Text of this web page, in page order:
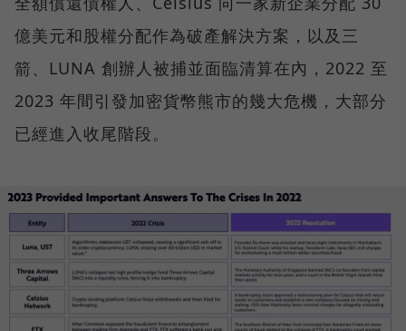
億美元和股權分配作為破產解決方案，以及三
箭、LUNA 創辦人被捕並面臨清算在內，2022 至
2023 年間引發加密貨幣熊市的幾大危機，大部分
已經進入收尾階段。